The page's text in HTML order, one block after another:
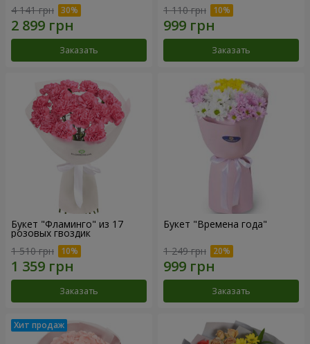
4 141 грн
Заказать
1 110 грн
Заказать
Букет "Фламинго" из 17
розовых гвоздик
1 510 грн
Заказать
Букет "Времена года"
1 249 грн
Заказать